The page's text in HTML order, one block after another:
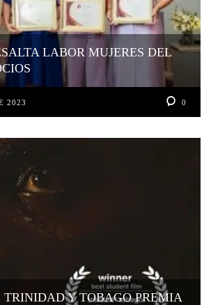
LABOR MUJERES DEL
2023 0
TRINIDAD Y TOBAGO PREMIA